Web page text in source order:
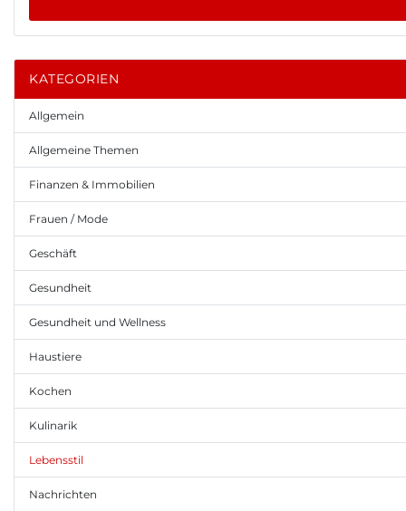
KATEGORIEN
Allgemein
Allgemeine Themen
Finanzen & Immobilien
Frauen / Mode
Geschäft
Gesundheit
Gesundheit und Wellness
Haustiere
Kochen
Kulinarik
Lebensstil
Nachrichten